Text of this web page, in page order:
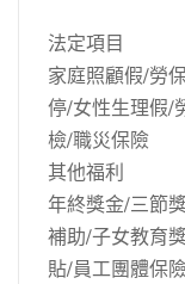
法定項目
家庭照顧假/勞
停/女性生理假/
檢/職災保險
其他福利
年終獎金/三節
補助/子女教育
貼/員工團體保